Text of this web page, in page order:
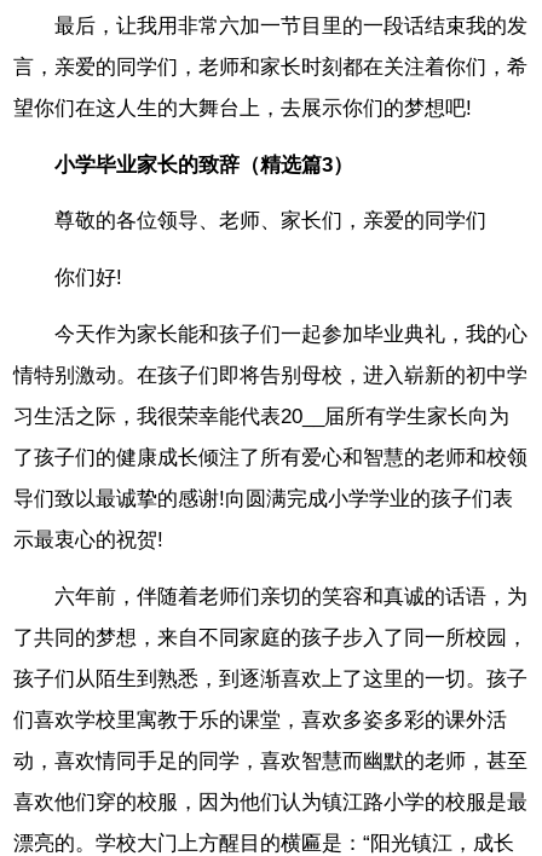
最后，让我用非常六加一节目里的一段话结束我的发
言，亲爱的同学们，老师和家长时刻都在关注着你们，希
望你们在这人生的大舞台上，去展示你们的梦想吧!
小学毕业家长的致辞（精选篇3）
尊敬的各位领导、老师、家长们，亲爱的同学们
你们好!
今天作为家长能和孩子们一起参加毕业典礼，我的心
情特别激动。在孩子们即将告别母校，进入崭新的初中学
习生活之际，我很荣幸能代表20__届所有学生家长向为
了孩子们的健康成长倾注了所有爱心和智慧的老师和校领
导们致以最诚挚的感谢!向圆满完成小学学业的孩子们表
示最衷心的祝贺!
六年前，伴随着老师们亲切的笑容和真诚的话语，为
了共同的梦想，来自不同家庭的孩子步入了同一所校园，
孩子们从陌生到熟悉，到逐渐喜欢上了这里的一切。孩子
们喜欢学校里寓教于乐的课堂，喜欢多姿多彩的课外活
动，喜欢情同手足的同学，喜欢智慧而幽默的老师，甚至
喜欢他们穿的校服，因为他们认为镇江路小学的校服是最
漂亮的。学校大门上方醒目的横匾是：“阳光镇江，成长